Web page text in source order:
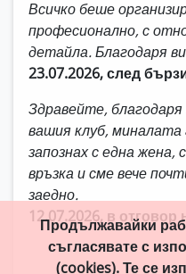
Всичко беше
професионално, с
детайла. Благодаря
23.07.2026, след
Здравейте,
вашия клуб, миналата
запознах с една жена,
връзка и сме вече
заедно.
12.07.2026, в
Продължавайки
съгласявате с
(cookies). Те се